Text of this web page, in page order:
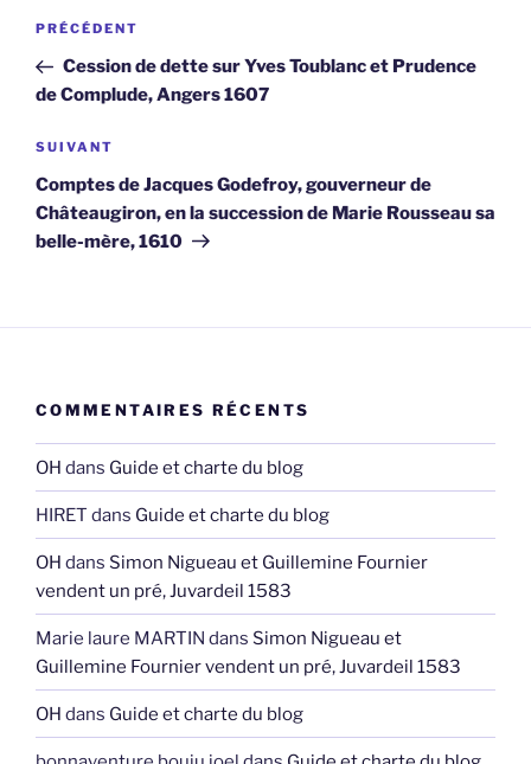
Navigation
l’article
Article
précédent
PRÉCÉDENT
Cession de dette sur Yves Toublanc et Prudence
de Complude, Angers 1607
Article
suivant
SUIVANT
Comptes de Jacques Godefroy, gouverneur de
Châteaugiron, en la succession de Marie Rousseau sa
belle-mère, 1610
COMMENTAIRES RÉCENTS
OH dans Guide et charte du blog
HIRET dans Guide et charte du blog
OH dans Simon Nigueau et Guillemine Fournier
vendent un pré, Juvardeil 1583
Marie laure MARTIN dans Simon Nigueau et
Guillemine Fournier vendent un pré, Juvardeil 1583
OH dans Guide et charte du blog